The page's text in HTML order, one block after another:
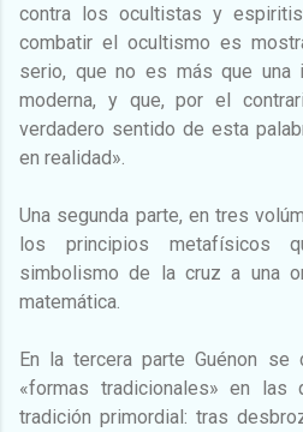
contra los ocultistas y
combatir el ocultismo es
serio, que no es más que una
moderna, y que, por el
verdadero sentido de esta
en realidad».
Una segunda parte, en tres
los principios metafísicos
simbolismo de la cruz a una
matemática.
En la tercera parte Guénon
«formas tradicionales» en las
tradición primordial: tras